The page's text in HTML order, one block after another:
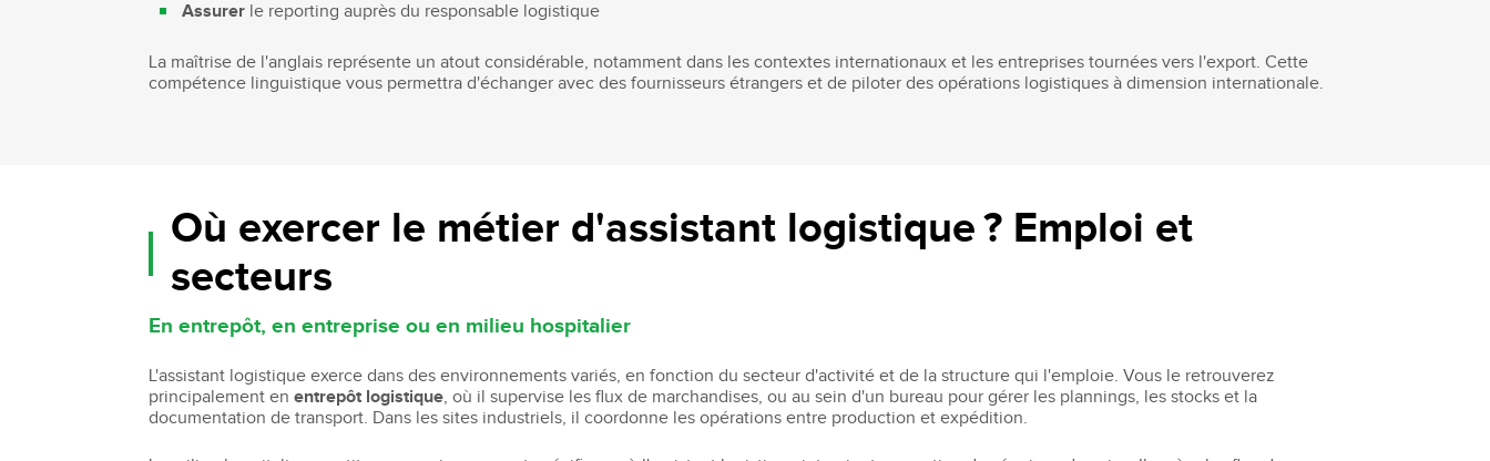
Assurer le reporting auprès du responsable logistique
La maîtrise de l'anglais représente un atout considérable, notamment dans les contextes internationaux et les entreprises tournées vers l'export. Cette
compétence linguistique vous permettra d'échanger avec des fournisseurs étrangers et de piloter des opérations logistiques à dimension internationale.
Où exercer le métier d'assistant logistique ? Emploi et
secteurs
En entrepôt, en entreprise ou en milieu hospitalier
L'assistant logistique exerce dans des environnements variés, en fonction du secteur d'activité et de la structure qui l'emploie. Vous le retrouverez
principalement enentrepôt logistique, où il supervise les flux de marchandises, ou au sein d'un bureau pour gérer les plannings, les stocks et la
documentation de transport. Dans les sites industriels, il coordonne les opérations entre production et expédition.